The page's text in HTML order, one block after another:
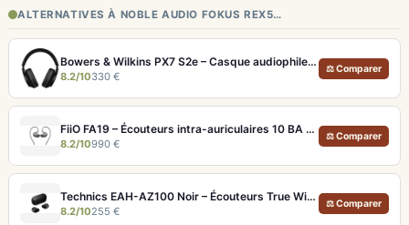
ALTERNATIVES À NOBLE AUDIO FOKUS REX5…
Bowers & Wilkins PX7 S2e – Casque audiophile sans fil ANC 30h
8.2/10330 €
⚖ Comparer
FiiO FA19 – Écouteurs intra-auriculaires 10 BA Knowles avec technologie S.Turbo
8.2/10990 €
⚖ Comparer
Technics EAH-AZ100 Noir – Écouteurs True Wireless audiophiles avec drivers MFD et autonomie 29h
8.2/10255 €
⚖ Comparer